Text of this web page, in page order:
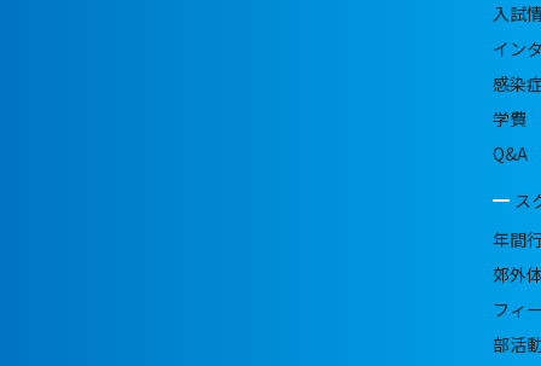
入試
イン
感染
学費
Q&A
ス
年間
郊外
フィ
部活